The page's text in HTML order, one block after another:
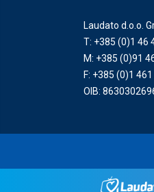
Laudato d.o.o.
T: +385 (0)1 46
M: +385 (0)91
F: +385 (0)1
OIB: